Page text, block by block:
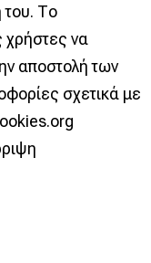
του. Το
χρήστες να
αποστολή των
σχετικά με